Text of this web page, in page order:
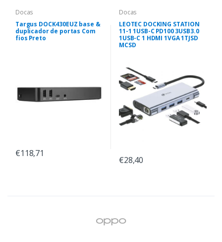
Docas
Targus DOCK430EUZ base &
duplicador de portas Com
fios Preto
€118,71
Docas
LEOTEC DOCKING STATION
11-1 1USB-C PD100 3USB3.0
1USB-C 1 HDMI 1VGA 1TJSD
MCSD
€28,40